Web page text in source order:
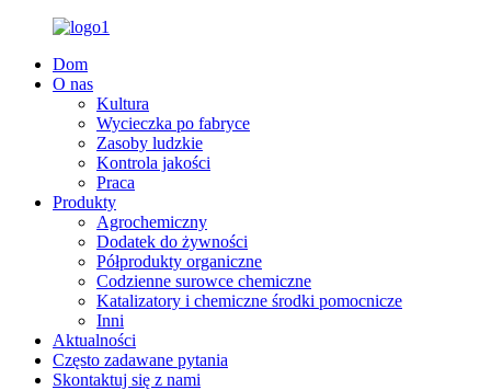
Dom
O nas
Kultura
Wycieczka po fabryce
Zasoby ludzkie
Kontrola jakości
Praca
Produkty
Agrochemiczny
Dodatek do żywności
Półprodukty organiczne
Codzienne surowce chemiczne
Katalizatory i chemiczne środki pomocnicze
Inni
Aktualności
Często zadawane pytania
Skontaktuj się z nami